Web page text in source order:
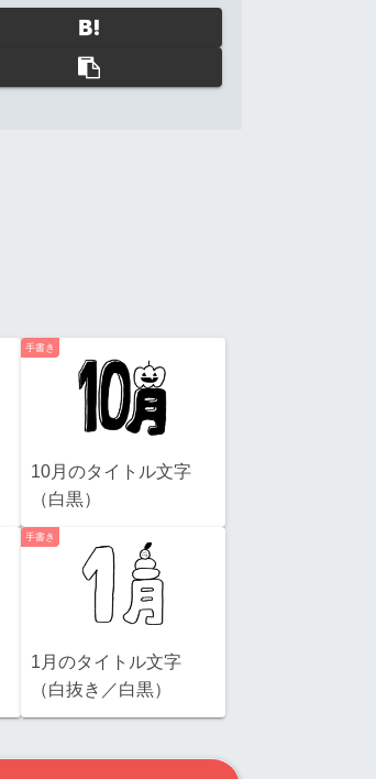
手書き
10月のタイトル文字
（白黒）
手書き
1月のタイトル文字
（白抜き／白黒）